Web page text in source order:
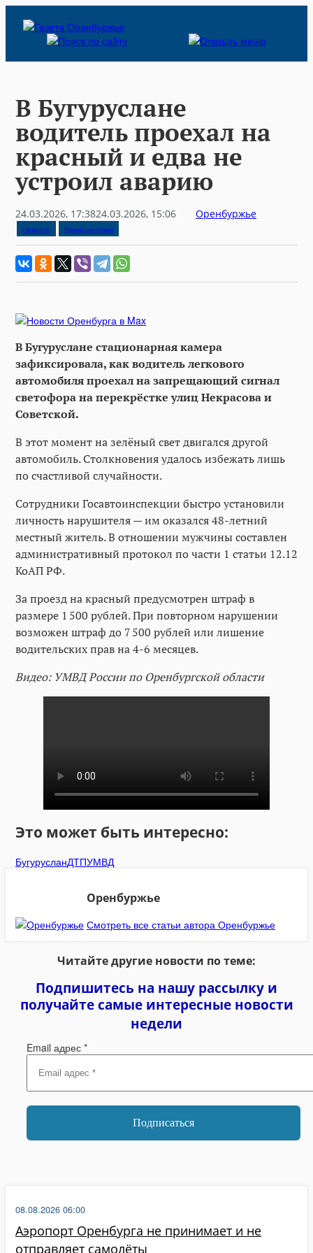
В Бугуруслане
водитель проехал на
красный и едва не
устроил аварию
24.03.2026, 17:3824.03.2026, 15:06 Оренбуржье
Новости Происшествия
В Бугуруслане стационарная камера
зафиксировала, как водитель легкового
автомобиля проехал на запрещающий сигнал
светофора на перекрёстке улиц Некрасова и
Советской.
В этот момент на зелёный свет двигался другой
автомобиль. Столкновения удалось избежать лишь
по счастливой случайности.
Сотрудники Госавтоинспекции быстро установили
личность нарушителя — им оказался 48-летний
местный житель. В отношении мужчины составлен
административный протокол по части 1 статьи 12.12
КоАП РФ.
За проезд на красный предусмотрен штраф в
размере 1 500 рублей. При повторном нарушении
возможен штраф до 7 500 рублей или лишение
водительских прав на 4-6 месяцев.
Видео: УМВД России по Оренбургской области
Это может быть интересно:
БугурусланДТПУМВД
Оренбуржье
Смотреть все статьи автора Оренбуржье
Читайте другие новости по теме:
Подпишитесь на нашу рассылку и
получайте самые интересные новости
недели
Email адрес *
Аэропорт Оренбурга не принимает и не
отправляет самолёты
08.08.2026 06:00